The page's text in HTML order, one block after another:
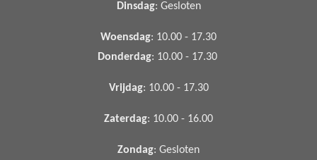
Dinsdag: Gesloten
Woensdag: 10.00 - 17.30
Donderdag: 10.00 - 17.30
Vrijdag: 10.00 - 17.30
Zaterdag: 10.00 - 16.00
Zondag: Gesloten